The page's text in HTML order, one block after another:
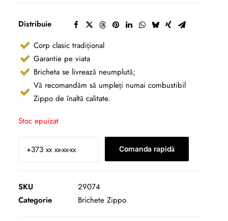
Distribuie
Corp clasic tradițional
Garantie pe viata
Bricheta se livrează neumplută;
Vă recomandăm să umpleți numai combustibil
Zippo de înaltă calitate.
Stoc epuizat
Comanda rapidă
SKU
29074
Categorie
Brichete Zippo